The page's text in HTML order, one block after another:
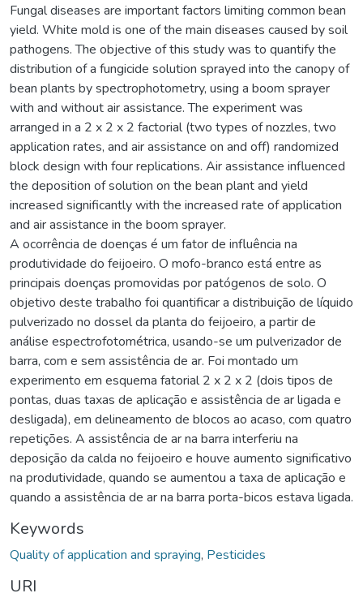
Fungal diseases are important factors limiting common bean
yield. White mold is one of the main diseases caused by soil
pathogens. The objective of this study was to quantify the
distribution of a fungicide solution sprayed into the canopy of
bean plants by spectrophotometry, using a boom sprayer
with and without air assistance. The experiment was
arranged in a 2 x 2 x 2 factorial (two types of nozzles, two
application rates, and air assistance on and off) randomized
block design with four replications. Air assistance influenced
the deposition of solution on the bean plant and yield
increased significantly with the increased rate of application
and air assistance in the boom sprayer.
A ocorrência de doenças é um fator de influência na
produtividade do feijoeiro. O mofo-branco está entre as
principais doenças promovidas por patógenos de solo. O
objetivo deste trabalho foi quantificar a distribuição de líquido
pulverizado no dossel da planta do feijoeiro, a partir de
análise espectrofotométrica, usando-se um pulverizador de
barra, com e sem assistência de ar. Foi montado um
experimento em esquema fatorial 2 x 2 x 2 (dois tipos de
pontas, duas taxas de aplicação e assistência de ar ligada e
desligada), em delineamento de blocos ao acaso, com quatro
repetições. A assistência de ar na barra interferiu na
deposição da calda no feijoeiro e houve aumento significativo
na produtividade, quando se aumentou a taxa de aplicação e
quando a assistência de ar na barra porta-bicos estava ligada.
Keywords
Quality of application and spraying, Pesticides
URI